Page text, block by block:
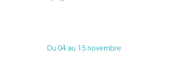
Du 04 au 15 novembre